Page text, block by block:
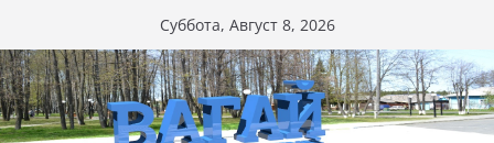
к
содержимому
Суббота, Август 8, 2026